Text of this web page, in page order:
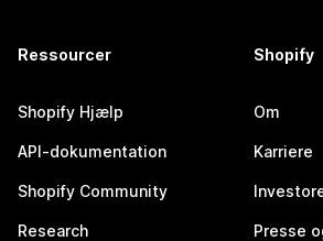
Ressourcer
Shopify Hjælp
API-dokumentation
Shopify Community
Research
Shopify
Om
Karriere
Presse